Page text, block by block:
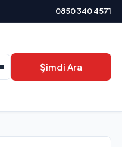
0850 340 4571
Şimdi Ara